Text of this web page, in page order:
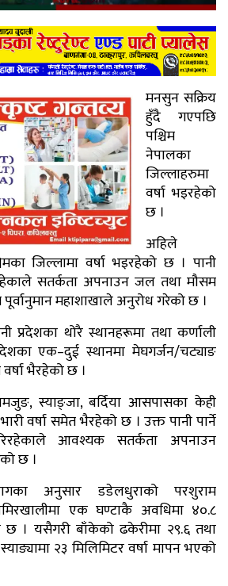
मनसुन सक्रिय
हुँदै गएपछि
पश्चिम
नेपालका
जिल्लाहरुमा
वर्षा भइरहेको
छ ।
अहिले
जिल्लामा वर्षा भइरहेको छ । पानी
सतर्कता अपनाउन जल तथा मौसम
पूर्वानुमान महाशाखाले अनुरोध गरेको छ ।
प्रदेशका थोरै स्थानहरूमा तथा कर्णाली
एक–दुई स्थानमा मेघगर्जन/चट्याङ
भैरहेको छ ।
स्याङ्जा, बर्दिया आसपासका केही
वर्षा समेत भैरहेको छ । उक्त पानी पार्ने
आवश्यक सतर्कता अपनाउन
छ ।
अनुसार डडेलधुराको परशुराम
एक घण्टाकै अवधिमा ४०.८
छ । यसैगरी बाँकेको ढकेरीमा २९.६ तथा
२३ मिलिमिटर वर्षा मापन भएको